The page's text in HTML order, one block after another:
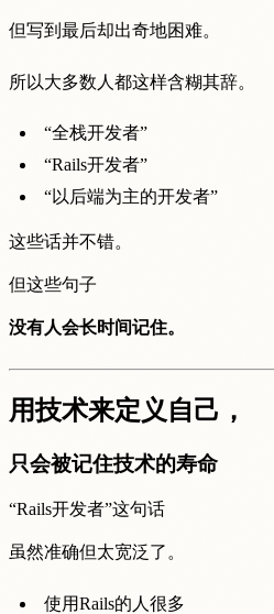
但写到最后却出奇地困难。
所以大多数人都这样含糊其辞。
“全栈开发者”
“Rails开发者”
“以后端为主的开发者”
这些话并不错。
但这些句子
没有人会长时间记住。
用技术来定义自己，
只会被记住技术的寿命
“Rails开发者”这句话
虽然准确但太宽泛了。
使用Rails的人很多